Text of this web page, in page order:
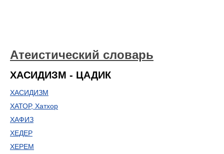
Атеистический словарь
ХАСИДИЗМ - ЦАДИК
ХАСИДИЗМ
ХАТОР, Хатхор
ХАФИЗ
ХЕДЕР
ХЕРЕМ